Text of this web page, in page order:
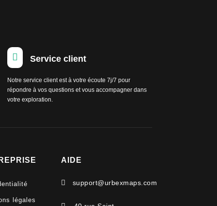
 Service client
Notre service client est à votre écoute 7j/7 pour
répondre à vos questions et vous accompagner dans
votre exploration.
légales
AIDE
 support@urbexmaps.com